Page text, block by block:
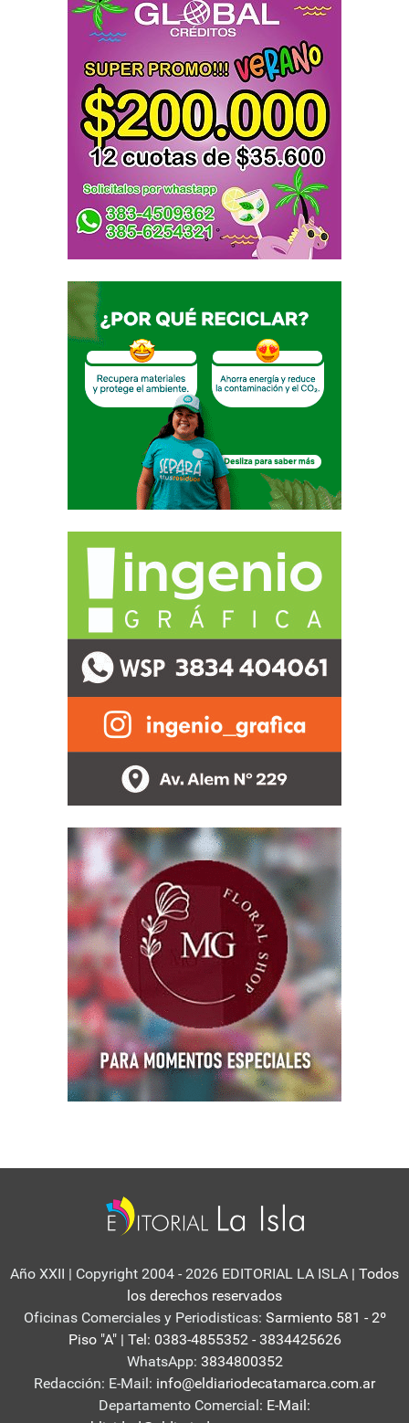
Año XXII | Copyright 2004 - 2026 EDITORIAL LA ISLA | Todos
los derechos reservados
Oficinas Comerciales y Periodisticas: Sarmiento 581 - 2º
Piso "A" | Tel: 0383-4855352 - 3834425626
WhatsApp: 3834800352
Redacción: E-Mail: info@eldiariodecatamarca.com.ar
Departamento Comercial: E-Mail: